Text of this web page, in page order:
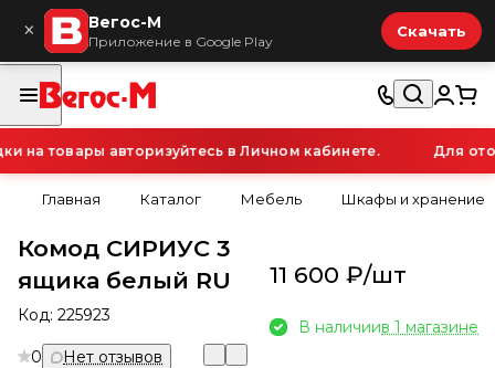
× Вегос-М
Приложение в Google Play
Скачать
товары авторизуйтесь в Личном кабинете. Для
Главная Каталог Мебель Шкафы и хранение
Комод СИРИУС 3
ящика белый RU
Код: 225923
0 Нет отзывов
11 600 ₽/шт
В наличиив 1 магазине